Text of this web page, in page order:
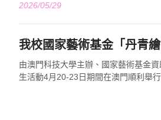
2026/05/29
我校國家藝術基金「丹青
由澳門科技大學主辦、國家藝術基金
生活動4月20-23日期間在澳門順利舉